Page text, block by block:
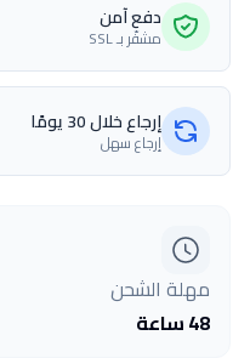
دفع آمن
مشفّر بـ SSL
إرجاع خلال 30 يومًا
إرجاع سهل
مهلة الشحن
48 ساعة